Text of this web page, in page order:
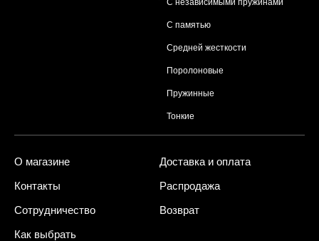
С памятью
Средней жесткости
Поролоновые
Пружинные
Тонкие
О магазине
Доставка и оплата
Контакты
Распродажа
Сотрудничество
Возврат
Как выбрать